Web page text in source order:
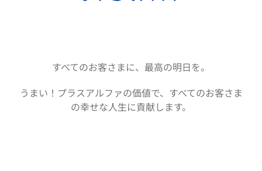
すべてのお客さまに、最高の明日を。
うまい！プラスアルファの価値で、すべてのお客さま
の幸せな人生に貢献します。